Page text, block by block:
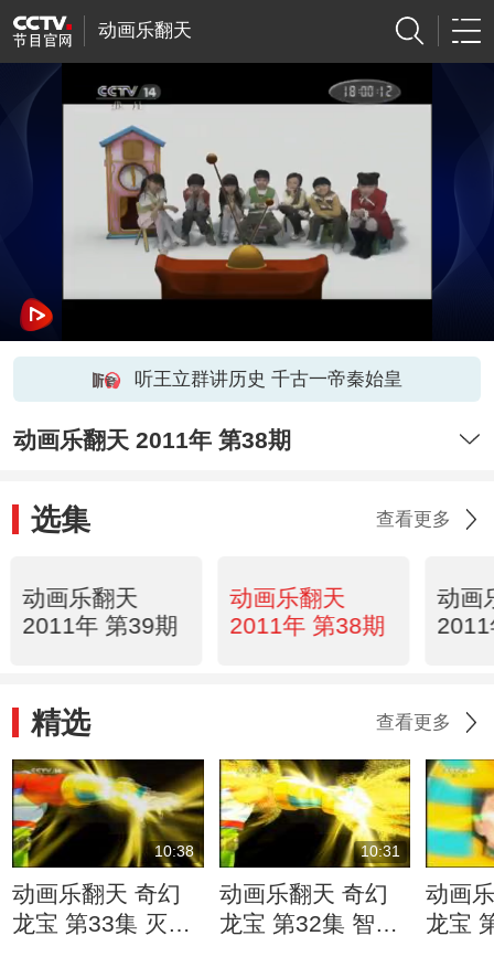
动画乐翻天
听王立群讲历史 千古一帝秦始皇
动画乐翻天 2011年 第38期
选集 查看更多
动画乐翻天
2011年 第39期
动画乐翻天
2011年 第38期
动画
精选 查看更多
10:38
动画乐翻天 奇幻
龙宝 第33集 灭商
10:31
动画乐翻天 奇幻
龙宝 第32集 智斗
动画
龙宝